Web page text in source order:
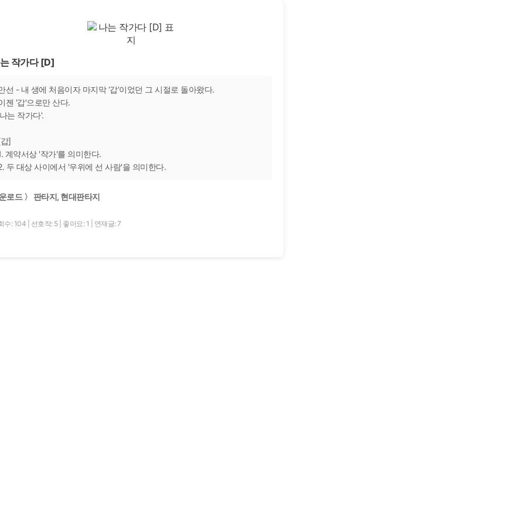
작가다 [D]
선 - 내 생에 처음이자 마지막 ‘갑’이었던 그 시절로 돌아왔다.
젠 '갑'으로만 산다.
는 작가다'.
]
계약서상 '작가'를 의미한다.
두 대상 사이에서 '우위에 선 사람'을 의미한다.
로드 〉 판타지, 현대판타지
수: 104 선호작: 5 좋아요: 1 연재글: 7